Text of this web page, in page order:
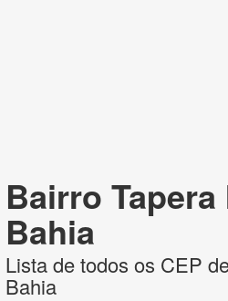
Bairro
Bahia
Lista de todos os CEP
Bahia